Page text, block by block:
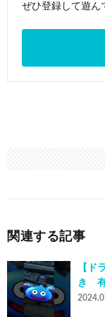
ぜひ登録して遊ん
関連する記事
【ド
き 有